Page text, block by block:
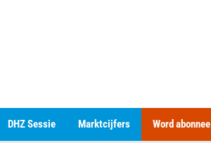
DHZ Sessie Marktcijfers Word abonnee